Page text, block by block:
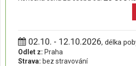
02.10. - 12.10.2026, délka
Odlet z: Praha
Strava: bez stravování